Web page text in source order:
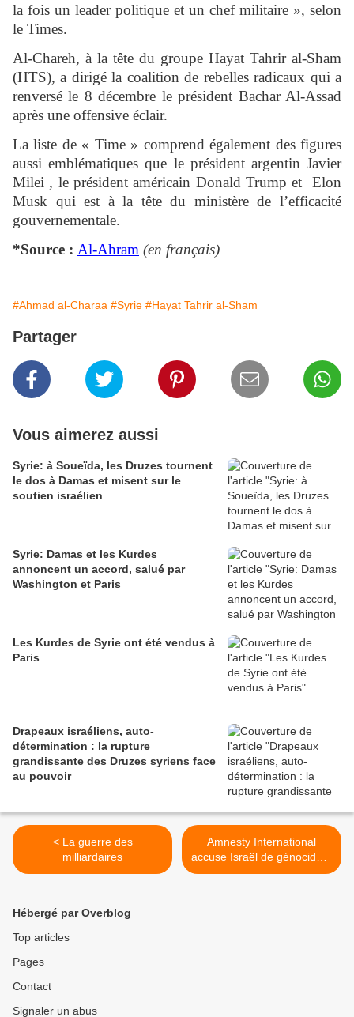
la fois un leader politique et un chef militaire », selon
le Times.
Al-Chareh, à la tête du groupe Hayat Tahrir al-Sham
(HTS), a dirigé la coalition de rebelles radicaux qui a
renversé le 8 décembre le président Bachar Al-Assad
après une offensive éclair.
La liste de « Time » comprend également des figures
aussi emblématiques que le président argentin Javier
Milei , le président américain Donald Trump et Elon
Musk qui est à la tête du ministère de l’efficacité
gouvernementale.
*Source : Al-Ahram (en français)
#Ahmad al-Charaa #Syrie #Hayat Tahrir al-Sham
Partager
Vous aimerez aussi
Syrie: à Soueïda, les Druzes tournent
le dos à Damas et misent sur le
soutien israélien
Syrie: Damas et les Kurdes
annoncent un accord, salué par
Washington et Paris
Les Kurdes de Syrie ont été vendus à
Paris
Drapeaux israéliens, auto-
détermination : la rupture
grandissante des Druzes syriens face
au pouvoir
< La guerre des
milliardaires
Amnesty International
accuse Israël de génocide à
Gaza : un appel à briser le
Hébergé par Overblog
Top articles
Pages
Contact
Signaler un abus